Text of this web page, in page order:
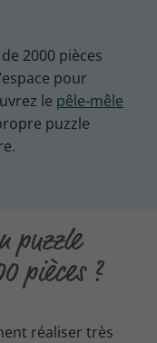
2000 pièces
pour
le pêle-mêle
puzzle
puzzle
pièces ?
réaliser très